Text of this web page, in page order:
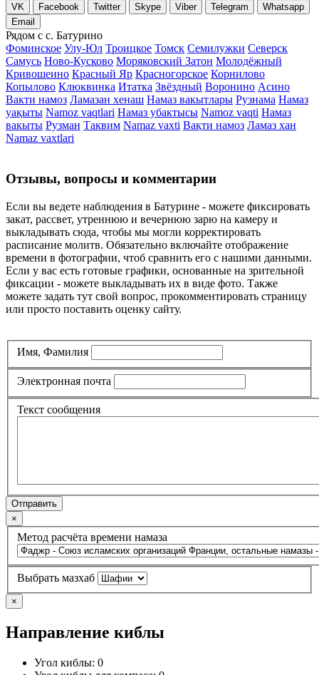
VK Facebook Twitter Skype Viber Telegram
Whatsapp
Email
Рядом с с. Батурино
Фоминское Улу-Юл Троицкое Томск Семилужки Северск
Самусь Ново-Кусково Моряковский Затон Молодёжный
Кривошеино Красный Яр Красногорское Корнилово
Копылово Клюквинка Итатка Звёздный Воронино Асино
Вакти намоз Ламазан хенаш Намаз вакытлары Рузнама Намаз
уақыты Namoz vaqtlari Намаз убактысы Namoz vaqti Намаз
вакыты Рузман Таквим Namaz vaxti Вақти намоз Ламаз хан
Namaz vaxtlari
Отзывы, вопросы и комментарии
Если вы ведете наблюдения в Батурине - можете фиксировать
закат, рассвет, утреннюю и вечернюю зарю на камеру и
выкладывать сюда, чтобы мы могли корректировать
расписание молитв. Обязательно включайте отображение
времени в фотографии, чтоб сравнить его с нашими данными.
Если у вас есть готовые графики, основанные на зрительной
фиксации - можете выкладывать их в виде фото. Также
можете задать тут свой вопрос, прокомментировать страницу
или просто поставить оценку сайту.
Имя, Фамилия
Электронная почта
Текст сообщения
Отправить
×
Метод расчёта времени намаза
Выбрать мазхаб
×
Направление киблы
Угол киблы: 0